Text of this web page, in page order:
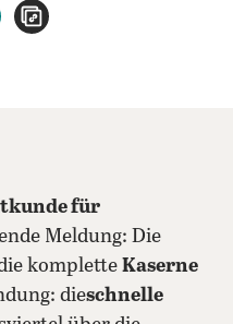
teilen
per E-Mail teilen
für
Meldung: Die
komplette Kaserne
dieschnelle